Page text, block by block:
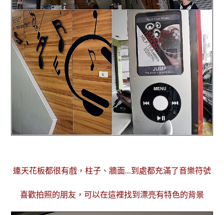
連天花板都很有戲，柱子、牆面…到處都充滿了音樂符號
喜歡拍照的朋友，可以在這裡找到漂亮有特色的背景